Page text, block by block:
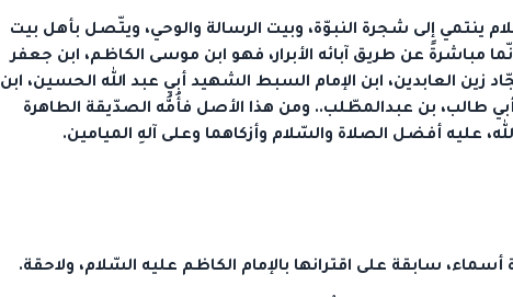
ينتمي إلى شجرة النبوّة، وبيت الرسالة والوحي، ويتّصل بأهل بيت
مباشرةً عن طريق آبائه الأبرار، فهو ابن موسى الكاظم، ابن جعفر
زين العابدين، ابن الإمام السبط الشهيد أبي عبد الله الحسين، ابن
طالب، بن عبدالمطّلب.. ومن هذا الأصل فأُمُّه الصدّيقة الطاهرة
عليه أفضل الصلاة والسّلام وأزكاهما وعلى آلهِ الميامين.
سابقة على اقترانها بالإمام الكاظم عليه السّلام، ولاحقة.